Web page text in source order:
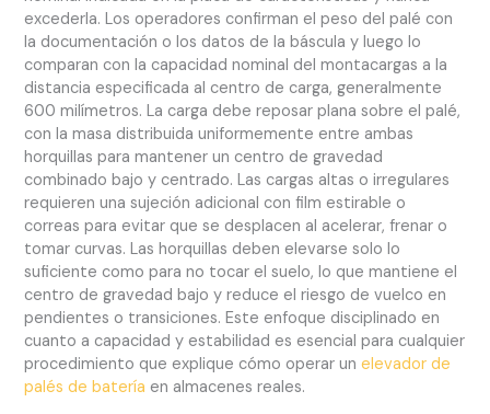
excederla. Los operadores confirman el peso del palé con
la documentación o los datos de la báscula y luego lo
comparan con la capacidad nominal del montacargas a la
distancia especificada al centro de carga, generalmente
600 milímetros. La carga debe reposar plana sobre el palé,
con la masa distribuida uniformemente entre ambas
horquillas para mantener un centro de gravedad
combinado bajo y centrado. Las cargas altas o irregulares
requieren una sujeción adicional con film estirable o
correas para evitar que se desplacen al acelerar, frenar o
tomar curvas. Las horquillas deben elevarse solo lo
suficiente como para no tocar el suelo, lo que mantiene el
centro de gravedad bajo y reduce el riesgo de vuelco en
pendientes o transiciones. Este enfoque disciplinado en
cuanto a capacidad y estabilidad es esencial para cualquier
procedimiento que explique cómo operar unelevador de
palés de batería en almacenes reales.